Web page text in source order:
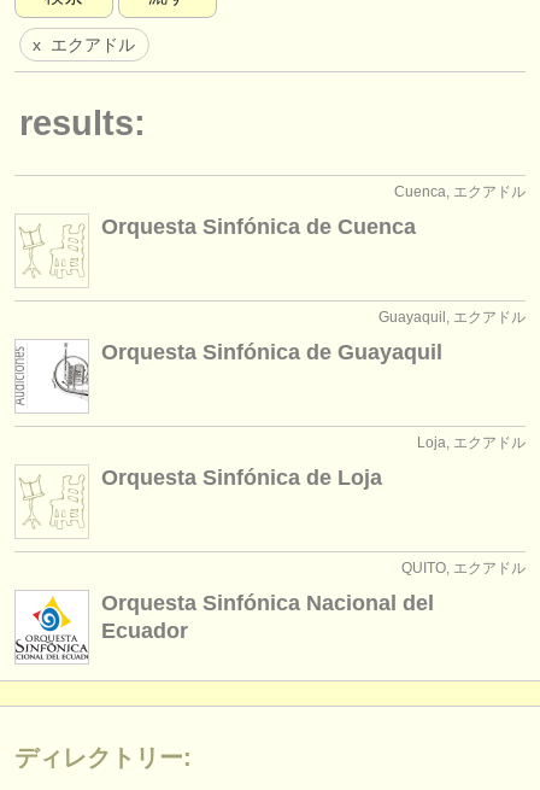
ディレクトリー:
音楽学校
musicalchairs:
musicalchairsについて
rss feeds
出版社:
掲載方法
ATS faq
ログイン
x エクアドル
results:
Cuenca, エクアドル
Orquesta Sinfónica de Cuenca
Guayaquil, エクアドル
Orquesta Sinfónica de Guayaquil
Loja, エクアドル
Orquesta Sinfónica de Loja
QUITO, エクアドル
Orquesta Sinfónica Nacional del
Ecuador
ディレクトリー: